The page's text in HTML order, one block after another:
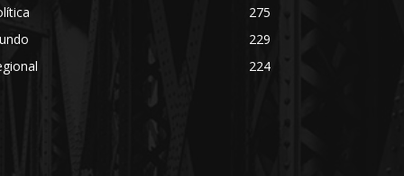
275
229
224